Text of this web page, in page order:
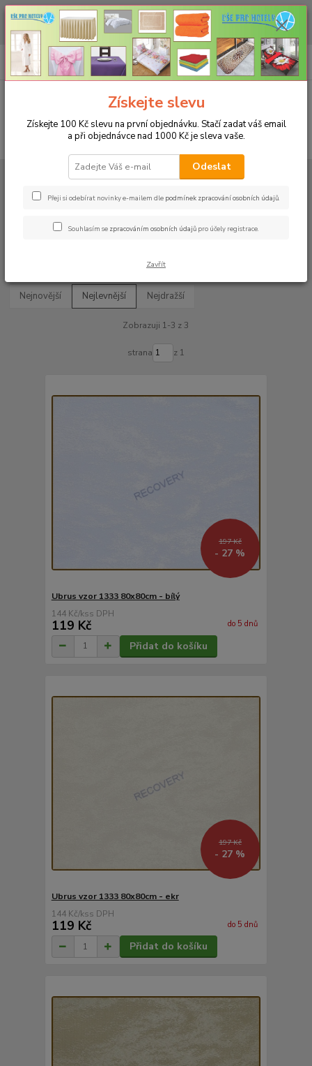
CHCETE NAKOUPIT VĚTŠÍ MNOŽSTVÍ NAŠICH PRODUKTŮ ZA LEPŠÍ
CENU? Klikněte ZDE
CZK
+420 773 794 023
Pondělí-pátek 9-16 hodin
0ks
za0 Kč
UBRUSY
Slavnostní ubrusy 1333 s vodoodpudivou úpravou
Rozměr 80x80cm
Nejnovější Nejlevnější Nejdražší
Zobrazuji 1-3 z 3
strana z 1
197 Kč
- 27 %
Ubrus vzor 1333 80x80cm - bílý
144 Kč/ks
119 Kč do 5 dnů
Přidat do košíku
197 Kč
- 27 %
Ubrus vzor 1333 80x80cm - ekr
144 Kč/ks
119 Kč do 5 dnů
Přidat do košíku
Získejte slevu
Získejte 100 Kč slevu na první objednávku. Stačí zadat váš email
a při objednávce nad 1000 Kč je sleva vaše.
Odeslat
Přeji si odebírat novinky e-mailem dle podmínek zpracování osobních údajů.
Souhlasím se zpracováním osobních údajů pro účely registrace.
Zavřít